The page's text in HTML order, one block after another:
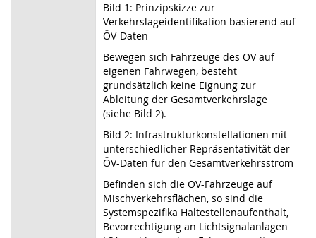
Bild 1: Prinzipskizze zur
Verkehrslageidentifikation basierend auf
ÖV-Daten
Bewegen sich Fahrzeuge des ÖV auf
eigenen Fahrwegen, besteht
grundsätzlich keine Eignung zur
Ableitung der Gesamtverkehrslage
(siehe Bild 2).
Bild 2: Infrastrukturkonstellationen mit
unterschiedlicher Repräsentativität der
ÖV-Daten für den Gesamtverkehrsstrom
Befinden sich die ÖV-Fahrzeuge auf
Mischverkehrsflächen, so sind die
Systemspezifika Haltestellenaufenthalt,
Bevorrechtigung an Lichtsignalanlagen